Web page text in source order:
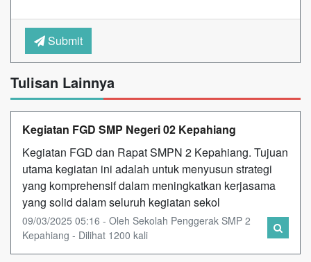
Submit
Tulisan Lainnya
Kegiatan FGD SMP Negeri 02 Kepahiang
Kegiatan FGD dan Rapat SMPN 2 Kepahiang. Tujuan
utama kegiatan ini adalah untuk menyusun strategi
yang komprehensif dalam meningkatkan kerjasama
yang solid dalam seluruh kegiatan sekol
09/03/2025 05:16 - Oleh Sekolah Penggerak SMP 2
Kepahiang - Dilihat 1200 kali